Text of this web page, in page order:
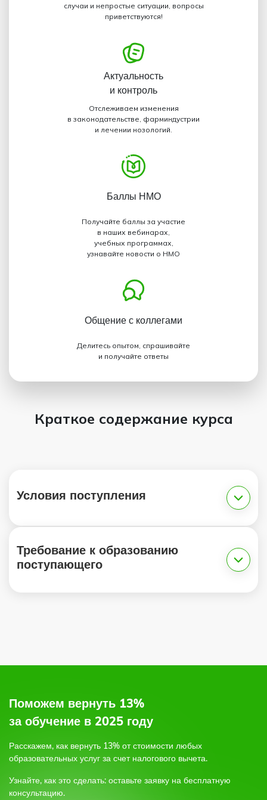
случаи и непростые ситуации, вопросы
приветствуются!
Актуальность
и контроль
Отслеживаем изменения
в законодательстве, фарминдустрии
и лечении нозологий.
Баллы НМО
Получайте баллы за участие
в наших вебинарах,
учебных программах,
узнавайте новости о НМО
Общение с коллегами
Делитесь опытом, спрашивайте
и получайте ответы
Краткое содержание курса
Условия поступления
или позвоните по бесплатному круглосуточному
Требование к образованию
поступающего
Поможем вернуть 13%
за обучение в 2025 году
Расскажем, как вернуть 13% от стоимости любых
образовательных услуг за счет налогового вычета.
Узнайте, как это сделать: оставьте заявку на бесплатную
консультацию.